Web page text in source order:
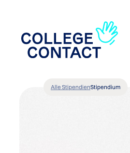
Alle StipendienStipendium